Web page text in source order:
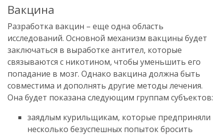
Вакцина
Разработка вакцин – еще одна область
исследований. Основной механизм вакцины будет
заключаться в выработке антител, которые
связываются с никотином, чтобы уменьшить его
попадание в мозг. Однако вакцина должна быть
совместима и дополнять другие методы лечения.
Она будет показана следующим группам субъектов:
заядлым курильщикам, которые предприняли
несколько безуспешных попыток бросить